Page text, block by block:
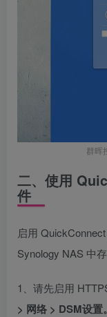
群晖
二、使用
件
启用
Synology NAS 中
1、请先启用
> 网络 > DSM设置。